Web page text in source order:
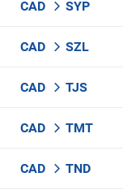
CAD SYP
CAD SZL
CAD TJS
CAD TMT
CAD TND